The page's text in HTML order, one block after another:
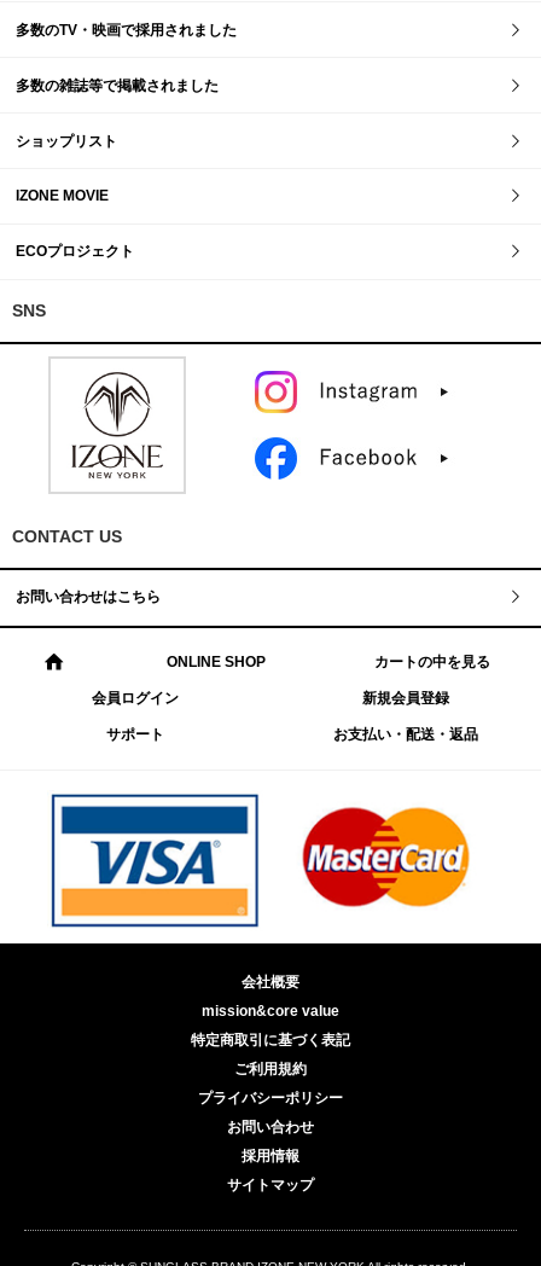
多数のTV・映画で採用されました
多数の雑誌等で掲載されました
ショップリスト
IZONE MOVIE
ECOプロジェクト
SNS
CONTACT US
お問い合わせはこちら
ONLINE SHOP カートの中を見る
会員ログイン 新規会員登録
サポート お支払い・配送・返品
会社概要
mission&core value
特定商取引に基づく表記
ご利用規約
プライバシーポリシー
お問い合わせ
採用情報
サイトマップ